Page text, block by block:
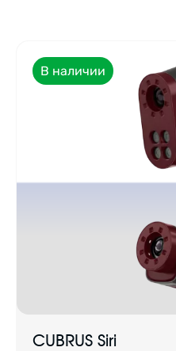
В наличии
CUBRUS Siri